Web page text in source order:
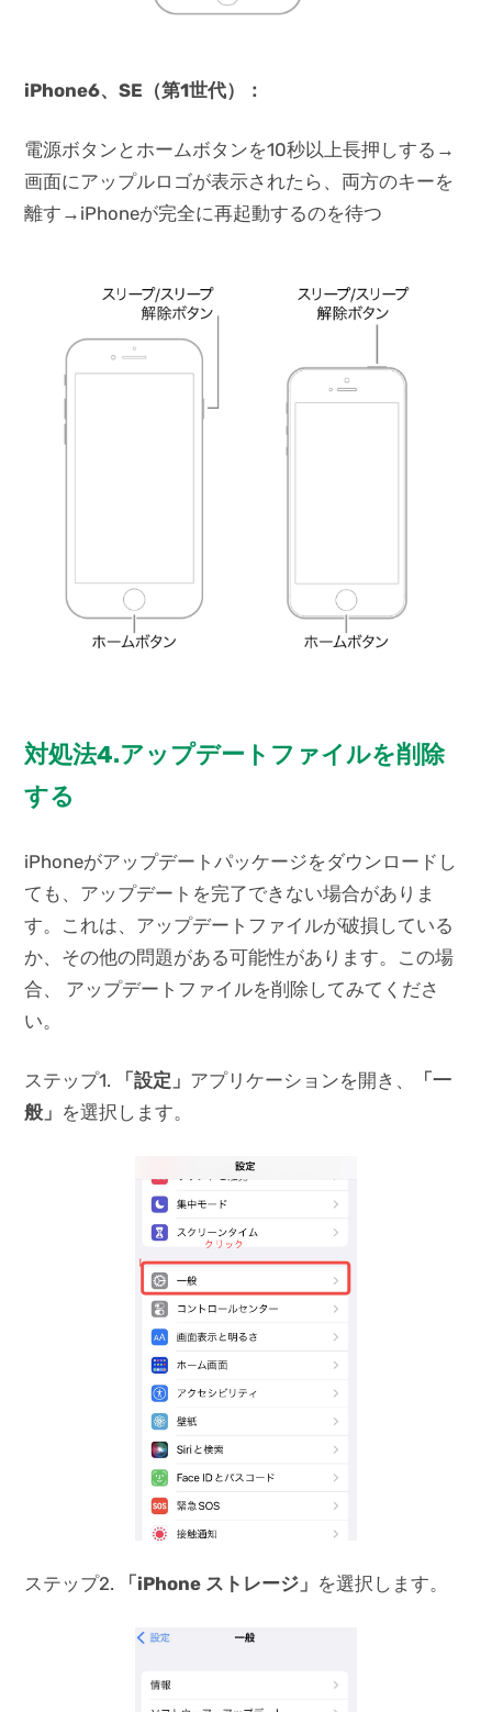
iPhone6、SE（第1世代）：
電源ボタンとホームボタンを10秒以上長押しする→
画面にアップルロゴが表示されたら、両方のキーを
離す→iPhoneが完全に再起動するのを待つ
対処法4.アップデートファイルを削除
する
iPhoneがアップデートパッケージをダウンロードし
ても、アップデートを完了できない場合がありま
す。これは、アップデートファイルが破損している
か、その他の問題がある可能性があります。この場
合、 アップデートファイルを削除してみてくださ
い。
ステップ1. 「設定」 アプリケーションを開き、
「一
般」 を選択します。
ステップ2. 「iPhone ストレージ」 を選択します。